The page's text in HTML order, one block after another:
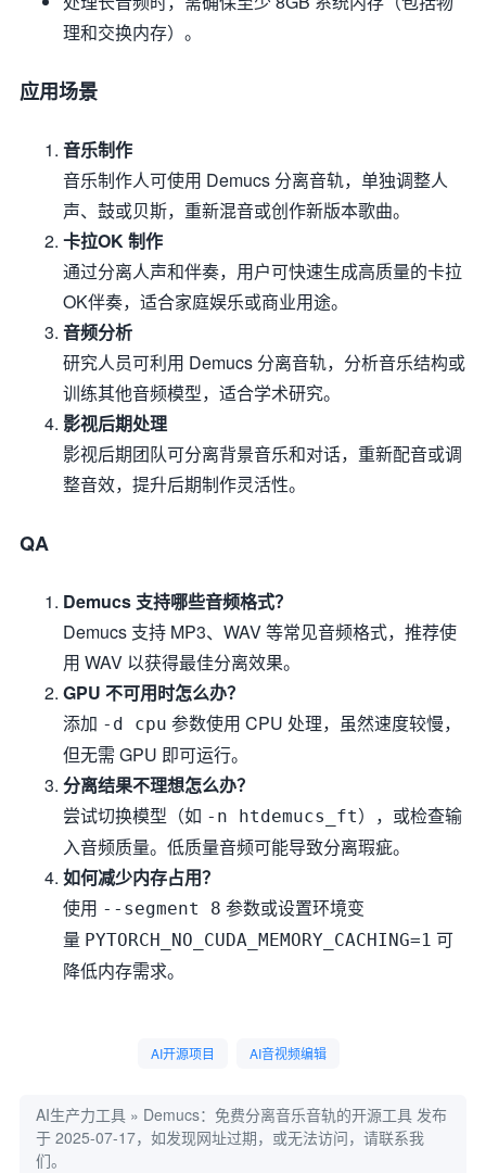
理和交换内存）。
应用场景
音乐制作
音乐制作人可使用 Demucs 分离音轨，单独调整人
声、鼓或贝斯，重新混音或创作新版本歌曲。
卡拉OK 制作
通过分离人声和伴奏，用户可快速生成高质量的卡拉
OK伴奏，适合家庭娱乐或商业用途。
音频分析
研究人员可利用 Demucs 分离音轨，分析音乐结构或
训练其他音频模型，适合学术研究。
影视后期处理
影视后期团队可分离背景音乐和对话，重新配音或调
整音效，提升后期制作灵活性。
QA
Demucs 支持哪些音频格式？
Demucs 支持 MP3、WAV 等常见音频格式，推荐使
用 WAV 以获得最佳分离效果。
GPU 不可用时怎么办？
添加 -d cpu 参数使用 CPU 处理，虽然速度较慢，
但无需 GPU 即可运行。
分离结果不理想怎么办？
尝试切换模型（如 -n htdemucs_ft），或检查输
入音频质量。低质量音频可能导致分离瑕疵。
如何减少内存占用？
使用 --segment 8 参数或设置环境变
量 PYTORCH_NO_CUDA_MEMORY_CACHING=1 可
降低内存需求。
AI开源项目 AI音视频编辑
AI生产力工具 » Demucs：免费分离音乐音轨的开源工具 发布
于 2025-07-17，如发现网址过期，或无法访问，请联系我
们。